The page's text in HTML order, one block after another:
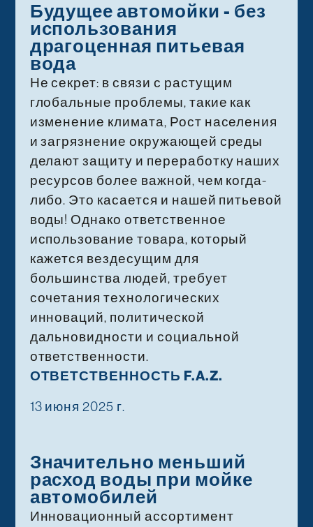
Будущее автомойки - без
использования
драгоценная питьевая
вода
Не секрет: в связи с растущим
глобальные проблемы, такие как
изменение климата, Рост населения
и загрязнение окружающей среды
делают защиту и переработку наших
ресурсов более важной, чем когда-
либо. Это касается и нашей питьевой
воды! Однако ответственное
использование товара, который
кажется вездесущим для
большинства людей, требует
сочетания технологических
инноваций, политической
дальновидности и социальной
ответственности.
ОТВЕТСТВЕННОСТЬ F.A.Z.
13 июня 2025 г.
Значительно меньший
расход воды при мойке
автомобилей
Инновационный ассортимент